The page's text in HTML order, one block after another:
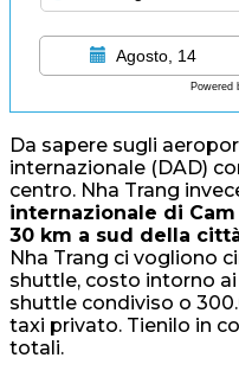
Agosto, 14
Powered
Da sapere sugli
internazionale (DAD)
centro. Nha Trang
internazionale di Cam
30 km a sud della
Nha Trang ci vogliono
shuttle, costo intorno ai
shuttle condiviso o
taxi privato. Tienilo in
totali.